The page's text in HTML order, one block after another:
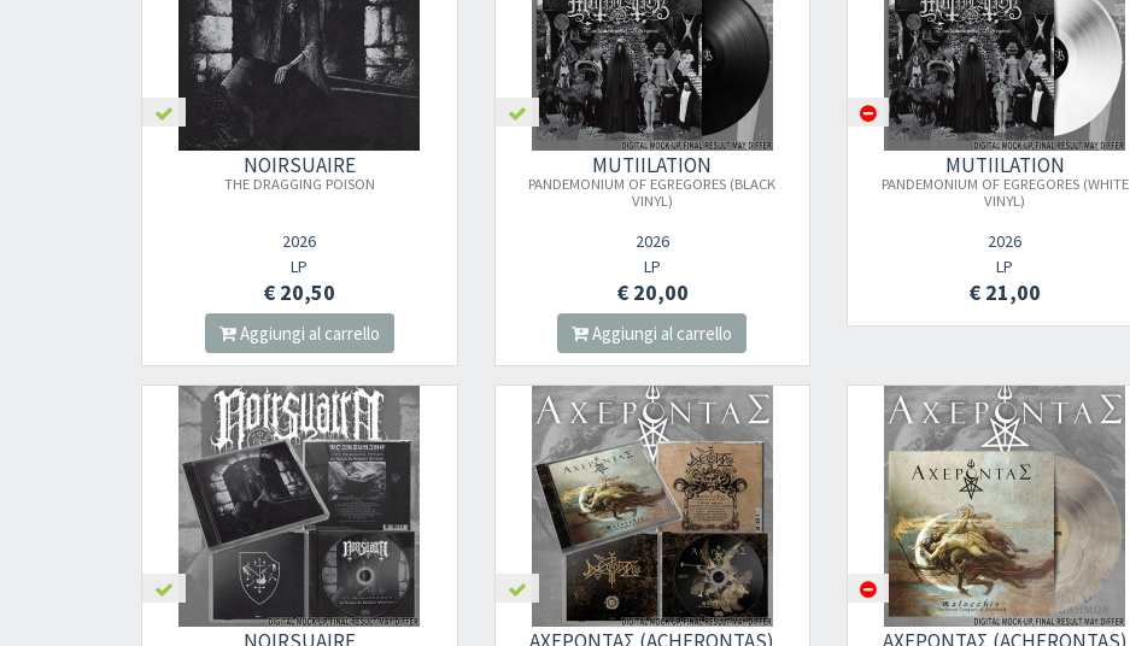
NOIRSUAIRE
THE DRAGGING POISON
2026
LP
€ 20,50
Aggiungi al carrello
MUTIILATION
PANDEMONIUM OF EGREGORES (BLACK
VINYL)
2026
LP
€ 20,00
Aggiungi al carrello
MUTIILATION
PANDEMONIUM OF EGREGORES (WHITE
VINYL)
2026
LP
€ 21,00